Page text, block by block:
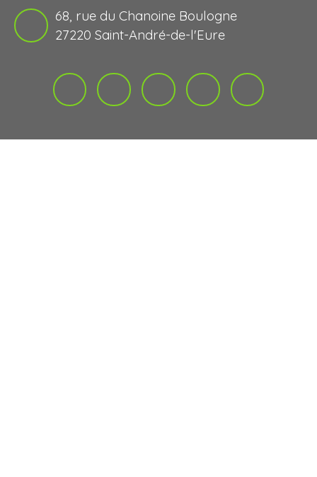
68, rue du Chanoine Boulogne
27220 Saint-André-de-l'Eure